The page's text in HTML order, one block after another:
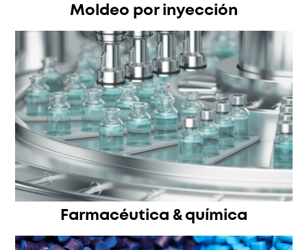
Moldeo por inyección
Farmacéutica & química